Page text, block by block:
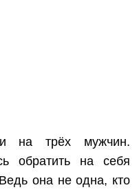
на трёх мужчин.
обратить на себя
она не одна, кто